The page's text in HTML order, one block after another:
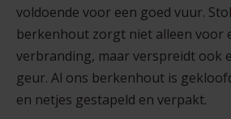
voldoende voor een goed vuur.
berkenhout zorgt niet alleen voor
verbranding, maar verspreidt ook
geur. Al ons berkenhout is
en netjes gestapeld en verpakt.